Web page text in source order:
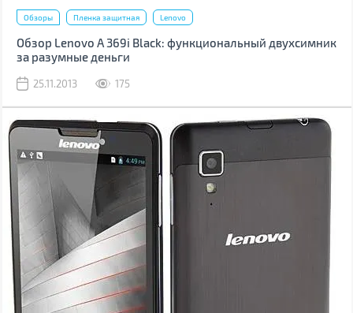
Обзоры Пленка защитная Lenovo
Обзор Lenovo A 369i Black: функциональный двухсимник
за разумные деньги
25.11.2013 175